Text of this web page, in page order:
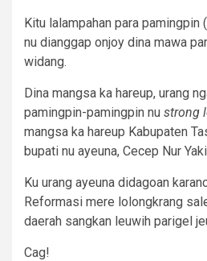
Kitu lalampahan para pamingpin
nu dianggap onjoy dina mawa
widang.
Dina mangsa ka hareup, urang
pamingpin-pamingpin nu strong
mangsa ka hareup Kabupaten
bupati nu ayeuna, Cecep Nur
Ku urang ayeuna didagoan
Reformasi mere lolongkrang
daerah sangkan leuwih parigel
Cag!